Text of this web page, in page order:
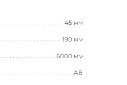
45 мм
190 мм
6000 мм
АВ